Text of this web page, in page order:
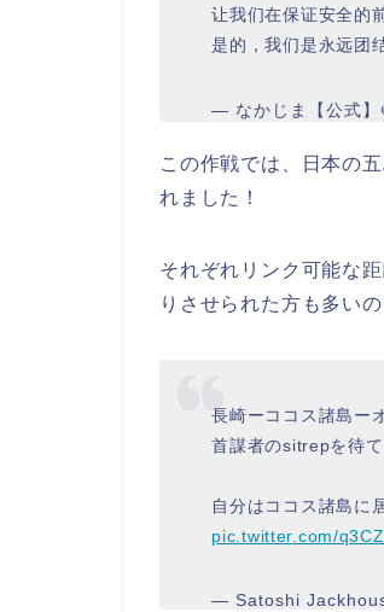
让我们在保证安全的
是的，我们是永远团
— なかじま【公式
この作戦では、日本の
れました！
それぞれリンク可能な
りさせられた方も多い
長崎ーココス諸島ー
首謀者のsitrepを待て
自分はココス諸島に
pic.twitter.com/
— Satoshi